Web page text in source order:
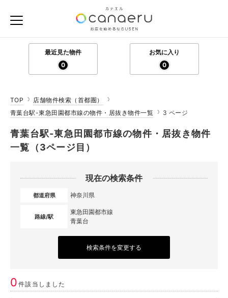
最近見た物件
0
お気に入り
0
TOP
店舗物件検索（首都圏）
青葉台駅-東急田園都市線の物件・居抜き物件一覧
3 ページ
青葉台駅-東急田園都市線の物件・居抜き物件
一覧（3ページ目）
現在の検索条件
都道府県 神奈川県
路線/駅
東急田園都市線
青葉台
検索条件を変更する
0件該当しました